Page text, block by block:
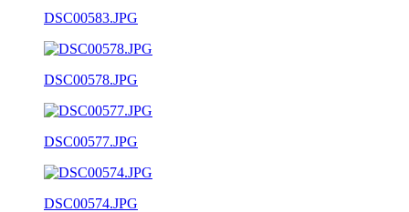
DSC00583.JPG
DSC00578.JPG
DSC00577.JPG
DSC00574.JPG